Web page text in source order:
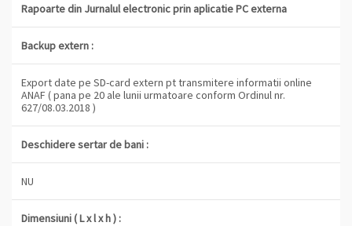
Rapoarte din Jurnalul electronic prin aplicatie PC externa
Backup extern :
Export date pe SD-card extern pt transmitere informatii online
ANAF ( pana pe 20 ale lunii urmatoare conform Ordinul nr.
627/08.03.2018 )
Deschidere sertar de bani :
NU
Dimensiuni ( L x l x h ) :